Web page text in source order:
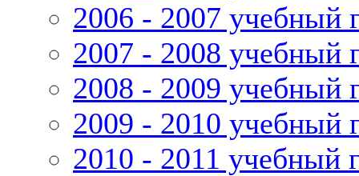
2006 - 2007 учебный
2007 - 2008 учебный
2008 - 2009 учебный
2009 - 2010 учебный
2010 - 2011 учебный